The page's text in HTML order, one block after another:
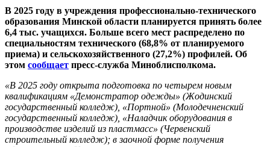
В 2025 году в учреждения профессионально-технического
образования Минской области планируется принять более
6,4 тыс. учащихся. Больше всего мест распределено по
специальностям технического (68,8% от планируемого
приема) и сельскохозяйственного (27,2%) профилей. Об
этом сообщает пресс-служба Миноблисполкома.
«В 2025 году открыта подготовка по четырем новым
квалификациям «Демонстратор одежды» (Жодинский
государственный колледж), «Портной» (Молодечненский
государственный колледж), «Наладчик оборудования в
производстве изделий из пластмасс» (Червенский
строительный колледж); в заочной форме получения